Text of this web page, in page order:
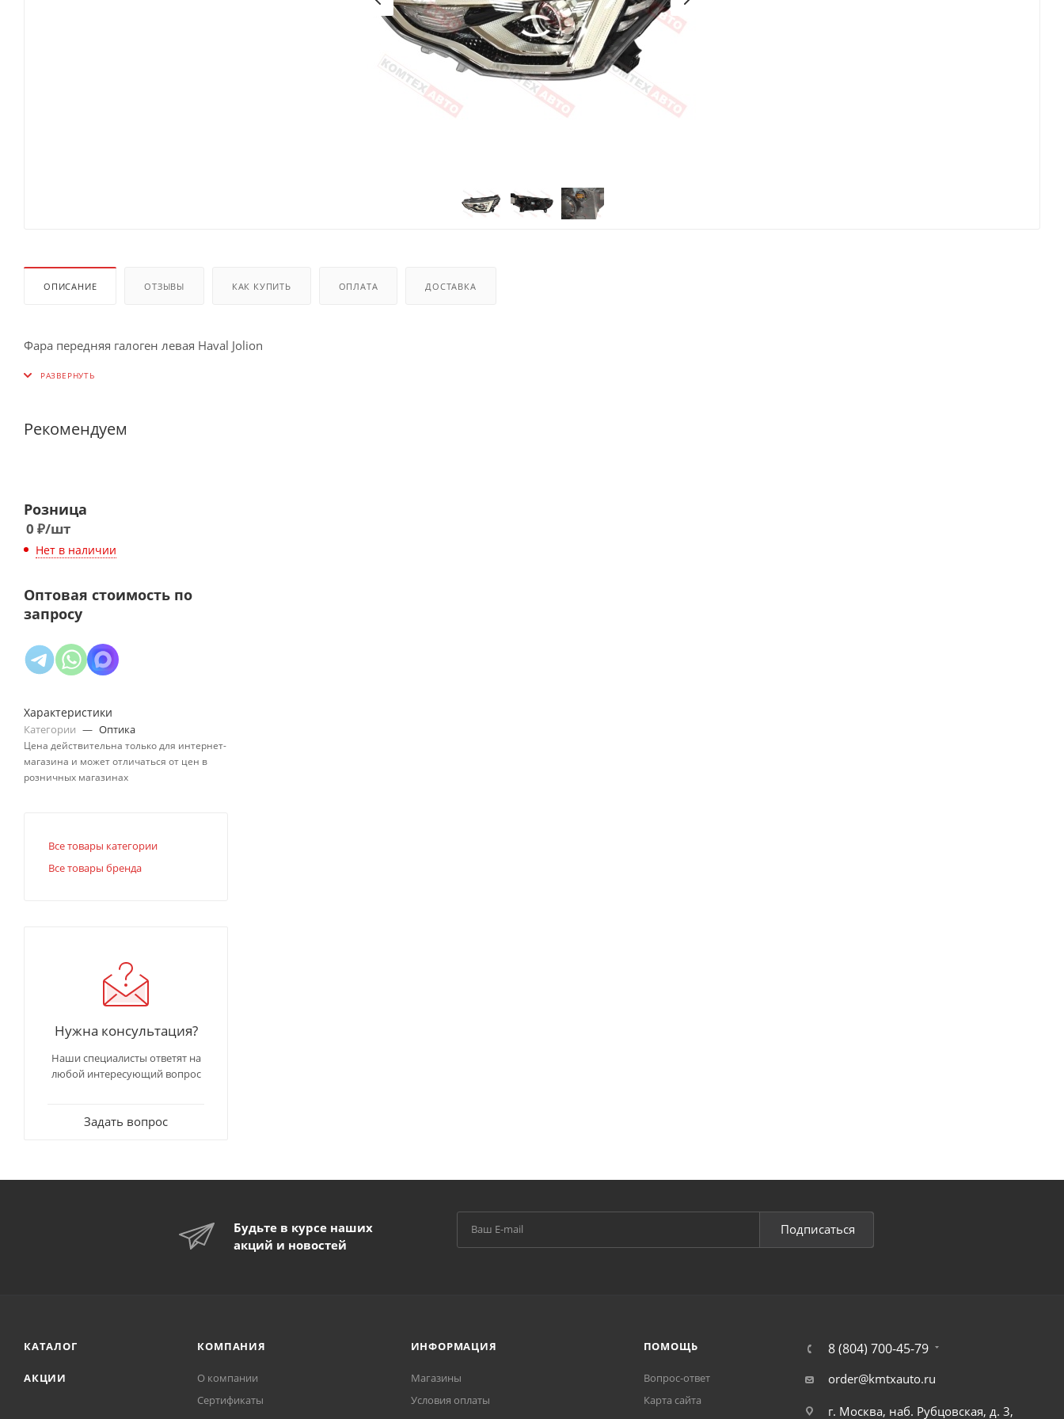
ОПИСАНИЕ ОТЗЫВЫ КАК КУПИТЬ ОПЛАТА ДОСТАВКА
Фара передняя галоген левая Haval Jolion
Рекомендуем
Розница
0 ₽/шт
Нет в наличии
Оптовая стоимость по
запросу
Характеристики
Категории — Оптика
Цена действительна только для интернет-
магазина и может отличаться от цен в
розничных магазинах
Все товары категории
Все товары бренда
Нужна консультация?
Наши специалисты ответят на
любой интересующий вопрос
Задать вопрос
Будьте в курсе наших
акций и новостей
Подписаться
КАТАЛОГ
АКЦИИ
КОМПАНИЯ
О компании
Сертификаты
ИНФОРМАЦИЯ
Магазины
Условия оплаты
ПОМОЩЬ
Вопрос-ответ
Карта сайта
8 (804) 700-45-79
order@kmtxauto.ru
г. Москва, наб. Рубцовская, д. 3,